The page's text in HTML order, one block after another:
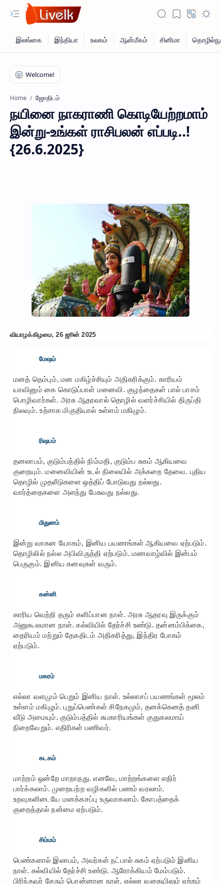
Home ஜோதிடம்
நயினை நாகராணி கொடியேற்றமாம்
இன்று-உங்கள் ராசிபலன் எப்படி..!
{26.6.2025}
வியாழக்கிழமை, 26 ஜூன் 2025
மேஷம்
மனத் தெம்பும், மன மகிழ்ச்சியும் அதிகரிக்கும். காரியம்
யாவினும் கை கொடுப்பாள் மனைவி. குழந்தைகள் பால் பாசம்
பொழிவார்கள். அரசு ஆதரவால் தொழில் வளர்ச்சியில் திருப்தி
நிலவும். உற்சாக மிகுதியால் உள்ளம் மகிழும்.
ரிஷபம்
தனலாபம், குடும்பத்தில் நிம்மதி, குடும்ப சுகம் ஆகியவை
குறையும். மனைவியின் உடல் நிலையில் அக்கறை தேவை. புதிய
தொழில் முதலீடுகளை ஒத்திப் போடுவது நல்லது.
வார்த்தைகளை அளந்து பேசுவது நல்லது.
மிதுனம்
இன்று வாகன யோகம், இனிய பயணங்கள் ஆகியவை ஏற்படும்.
தொழிலில் நல்ல அபிவிருத்தி ஏற்படும். மணவாழ்வில் இன்பம்
பெருகும். இனிய கனவுகள் வரும்.
கன்னி
காரிய வெற்றி தரும் களிப்பான நாள். அரசு ஆதரவு இருக்கும்
அனுகூலமான நாள். கல்வியில் தேர்ச்சி உண்டு. தன்னம்பிக்கை,
தைரியம் மற்றும் தேகதிடம் அதிகரித்து, இந்திர போகம்
ஏற்படும்.
மகரம்
எல்லா வளமும் பெறும் இனிய நாள். உல்லாசப் பயணங்கள் மூலம்
உள்ளம் மகிழும். புதுப்பெண்கள் சிநேகமும், தனக்கெனத் தனி
வீடு அமையும். குடும்பத்தில் சுபகாரியங்கள் குதுகலமாய்
நிறைவேறும். எதிரிகள் பணிவர்.
கடகம்
மாற்றம் ஒன்றே மாறாதது. எனவே, மாற்றங்களை எதிர்
பார்க்கலாம். முறையற்ற வழிகளில் பணம் வரலாம்.
உறவுகளிடையே மனக்கசப்பு உருவாகலாம். கோபத்தைக்
குறைத்தால் நன்மை ஏற்படும்.
சிம்மம்
பெண்களால் இலாபம், அவர்கள் நட்பால் சுகம் ஏற்படும் இனிய
நாள். கல்வியில் தேர்ச்சி உண்டு. ஆரோக்கியம் மேம்படும்.
பிரிந்தவர் சேரும் பொன்னான நாள். எல்லா வகையிலும் ஏற்றம்